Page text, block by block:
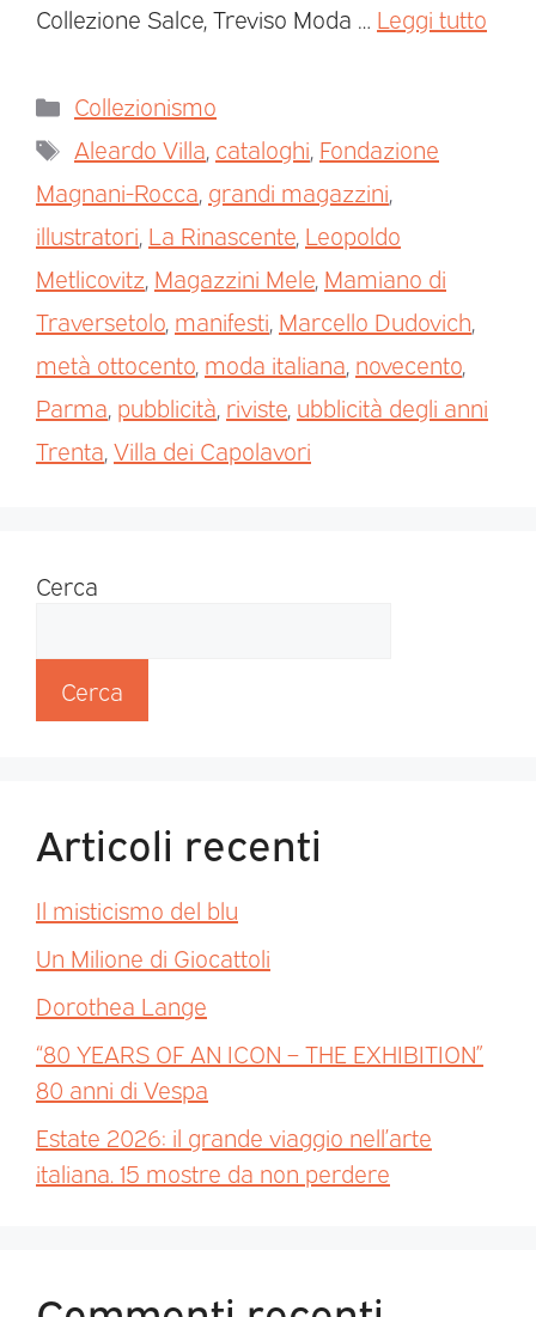
Collezione Salce, Treviso Moda … Leggi tutto
Collezionismo
Aleardo Villa cataloghi Fondazione
Magnani-Rocca grandi magazzini
illustratori La Rinascente Leopoldo
Metlicovitz Magazzini Mele Mamiano di
Traversetolo manifesti Marcello Dudovich
metà ottocento moda italiana novecento
Parma pubblicità riviste ubblicità degli anni
Trenta Villa dei Capolavori
Cerca
Cerca
Articoli recenti
Il misticismo del blu
Un Milione di Giocattoli
Dorothea Lange
“80 YEARS OF AN ICON – THE EXHIBITION”
80 anni di Vespa
Estate 2026: il grande viaggio nell’arte
italiana. 15 mostre da non perdere